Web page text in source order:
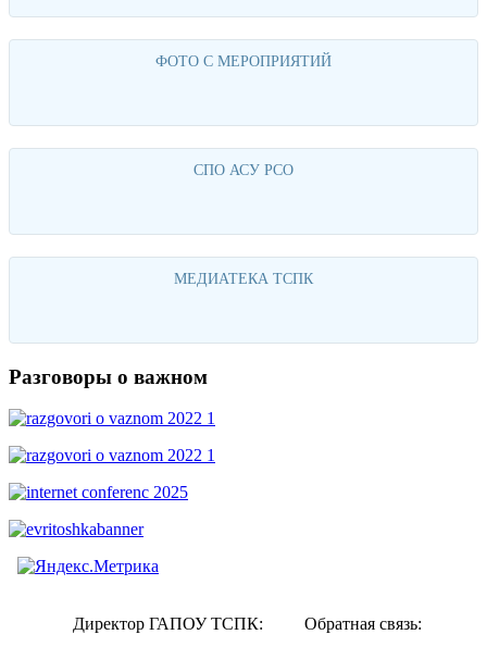
ФОТО С МЕРОПРИЯТИЙ
СПО АСУ РСО
МЕДИАТЕКА ТСПК
Разговоры о важном
Директор ГАПОУ ТСПК:
Обратная связь: